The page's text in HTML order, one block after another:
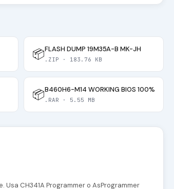
📦FLASH DUMP 19M35A-B MK-JH
.ZIP · 183.76 KB
📦B460H6-M14 WORKING BIOS 100%
.RAR · 5.55 MB
CH341A Programmer o AsProgrammer